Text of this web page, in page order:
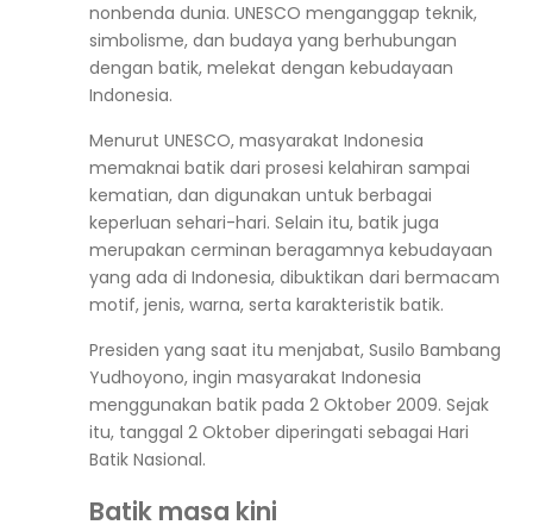
nonbenda dunia. UNESCO menganggap teknik,
simbolisme, dan budaya yang berhubungan
dengan batik, melekat dengan kebudayaan
Indonesia.
Menurut UNESCO, masyarakat Indonesia
memaknai batik dari prosesi kelahiran sampai
kematian, dan digunakan untuk berbagai
keperluan sehari-hari. Selain itu, batik juga
merupakan cerminan beragamnya kebudayaan
yang ada di Indonesia, dibuktikan dari bermacam
motif, jenis, warna, serta karakteristik batik.
Presiden yang saat itu menjabat, Susilo Bambang
Yudhoyono, ingin masyarakat Indonesia
menggunakan batik pada 2 Oktober 2009. Sejak
itu, tanggal 2 Oktober diperingati sebagai Hari
Batik Nasional.
Batik masa kini